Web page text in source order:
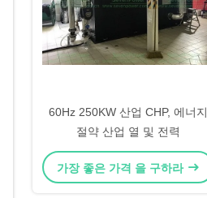
60Hz 250KW 산업 CHP, 에너지
절약 산업 열 및 전력
가장 좋은 가격 을 구하라